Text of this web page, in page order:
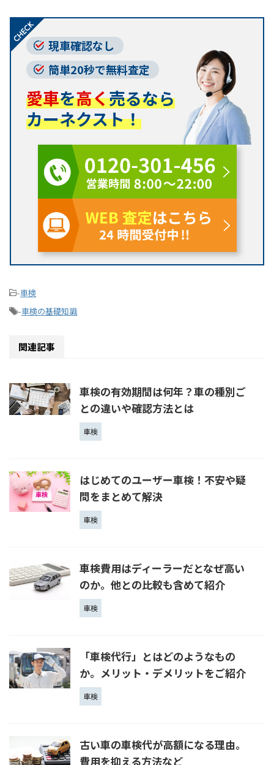
現車確認なし
簡単20秒で無料査定
愛車を高く売るなら
カーネクスト！
-車検
-車検の基礎知識
関連記事
車検の有効期間は何年？車の種別ご
との違いや確認方法とは
車検
はじめてのユーザー車検！不安や疑
問をまとめて解決
車検
車検費用はディーラーだとなぜ高い
のか。他との比較も含めて紹介
車検
「車検代行」とはどのようなもの
か。メリット・デメリットをご紹介
車検
古い車の車検代が高額になる理由。
費用を抑える方法など